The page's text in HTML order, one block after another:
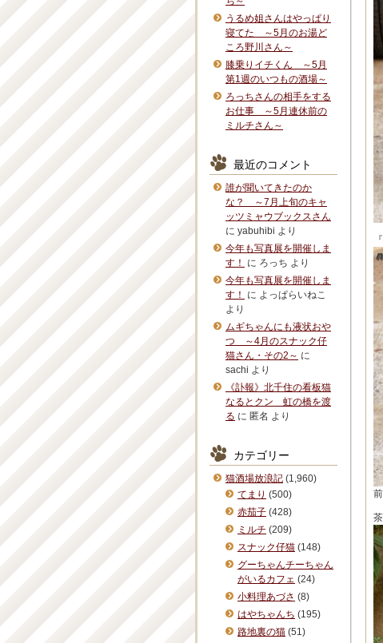
うるめ姐さんはやっぱり
寝てた ～5月のお湯ど
ころ野川さん～
膝乗りイチくん ～5月
第1週のいつもの酒場～
ろっちさんの相手をする
お仕事 ～5月連休前の
ミルチさん～
最近のコメント
誰が聞いてきたのか
な？ ～7月上旬のキャ
ッツミャウブックスさん
に yabuhibi より
今年も写真展を開催しま
す！
に ろっち より
今年も写真展を開催しま
す！
に よっぱらいねこ
より
ムギちゃんにも液状おや
つ ～4月のスナック仔
猫さん・その2～ に
sachi より
《訃報》北千住の看板猫
なるとクン 虹の橋を渡
る に 匿名 より
カテゴリー
猫酒場放浪記 (1,960)
てまり (500)
赤茄子 (428)
ミルチ (209)
スナック仔猫 (148)
グーちゃんチーちゃん
がいるカフェ (24)
小料理あづさ (8)
はやちゃんち (195)
路地裏の猫 (51)